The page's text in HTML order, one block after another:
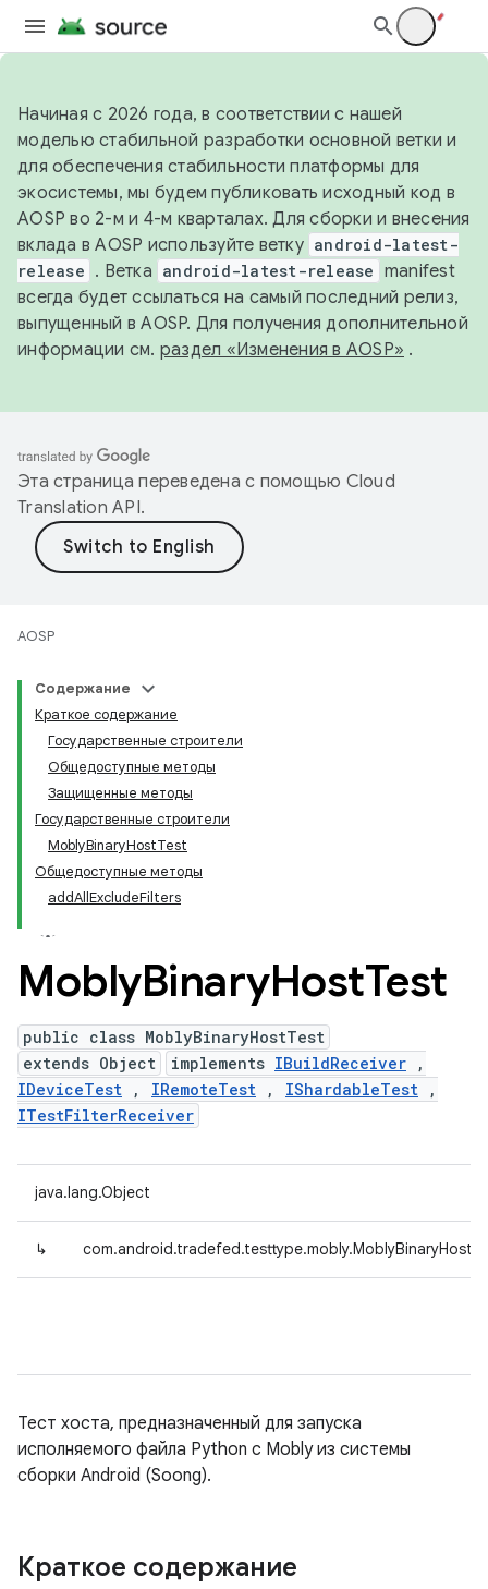
Начиная с 2026 года, в соответствии с нашей
моделью стабильной разработки основной ветки и
для обеспечения стабильности платформы для
экосистемы, мы будем публиковать исходный код в
AOSP во 2-м и 4-м кварталах. Для сборки и внесения
вклада в AOSP используйте ветку android-latest-
release . Ветка android-latest-release manifest
всегда будет ссылаться на самый последний релиз,
выпущенный в AOSP. Для получения дополнительной
информации см. раздел «Изменения в AOSP» .
Эта страница переведена с помощью Cloud
Translation API.
AOSP
Содержание
Краткое содержание
Государственные строители
Общедоступные методы
Защищенные методы
Государственные строители
MoblyBinaryHostTest
Общедоступные методы
addAllExcludeFilters
MoblyBinaryHostTest
public class MoblyBinaryHostTest
extends Object
implements IBuildReceiver ,
IDeviceTest , IRemoteTest , IShardableTest ,
ITestFilterReceiver
java.lang.Object
↳
Тест хоста, предназначенный для запуска
исполняемого файла Python с Mobly из системы
сборки Android (Soong).
Краткое содержание